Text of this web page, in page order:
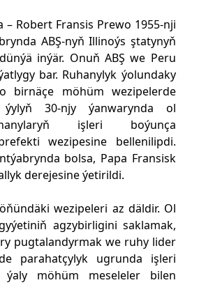
– Robert Fransis Prewo 1955-nji
ABŞ-nyň Illinoýs ştatynyň
inýär. Onuň ABŞ we Peru
bar. Ruhanylyk ýolundaky
birnäçe möhüm wezipelerde
ýylyň 30-njy ýanwarynda ol
işleri boýunça
wezipesine bellenilipdi.
bolsa, Papa Fransisk
derejesine ýetirildi.
wezipeleri az däldir. Ol
agzybirligini saklamak,
pugtalandyrmak we ruhy lider
parahatçylyk ugrunda işleri
möhüm meseleler bilen